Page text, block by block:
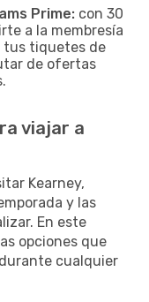
Prime: con 30
a la membresía
tus tiquetes de
de ofertas
viajar a
Kearney,
y las
En este
opciones que
cualquier